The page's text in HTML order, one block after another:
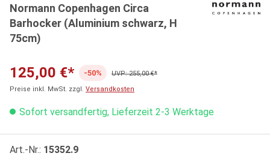
Normann Copenhagen Circa
Barhocker (Aluminium schwarz, H
75cm)
125,00 €* -50%
UVP: 255,00 €*
Preise inkl. MwSt. zzgl. Versandkosten
Sofort versandfertig, Lieferzeit 2-3 Werktage
Art.-Nr.: 15352.9